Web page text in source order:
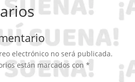
electrónico no será publicada.
están marcados con *